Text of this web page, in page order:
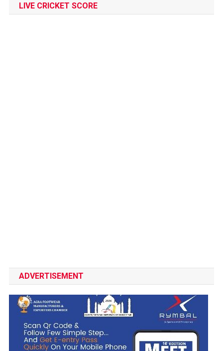
LIVE CRICKET SCORE
ADVERTISEMENT